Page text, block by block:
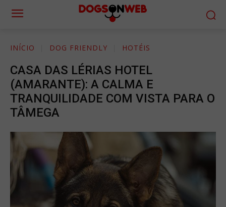
INÍCIO DOG FRIENDLY HOTÉIS
CASA DAS LÉRIAS HOTEL
(AMARANTE): A CALMA E
TRANQUILIDADE COM VISTA PARA O
TÂMEGA